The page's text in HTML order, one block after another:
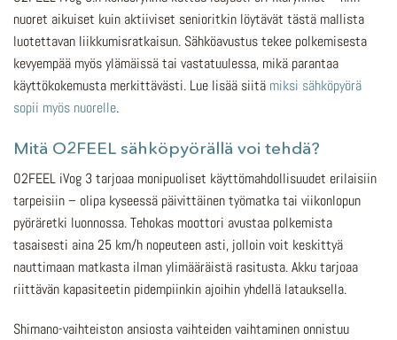
nuoret aikuiset kuin aktiiviset senioritkin löytävät tästä mallista
luotettavan liikkumisratkaisun. Sähköavustus tekee polkemisesta
kevyempää myös ylämäissä tai vastatuulessa, mikä parantaa
käyttökokemusta merkittävästi. Lue lisää siitä miksi sähköpyörä
sopii myös nuorelle.
Mitä O2FEEL sähköpyörällä voi tehdä?
O2FEEL iVog 3 tarjoaa monipuoliset käyttömahdollisuudet erilaisiin
tarpeisiin – olipa kyseessä päivittäinen työmatka tai viikonlopun
pyöräretki luonnossa. Tehokas moottori avustaa polkemista
tasaisesti aina 25 km/h nopeuteen asti, jolloin voit keskittyä
nauttimaan matkasta ilman ylimääräistä rasitusta. Akku tarjoaa
riittävän kapasiteetin pidempiinkin ajoihin yhdellä latauksella.
Shimano-vaihteiston ansiosta vaihteiden vaihtaminen onnistuu